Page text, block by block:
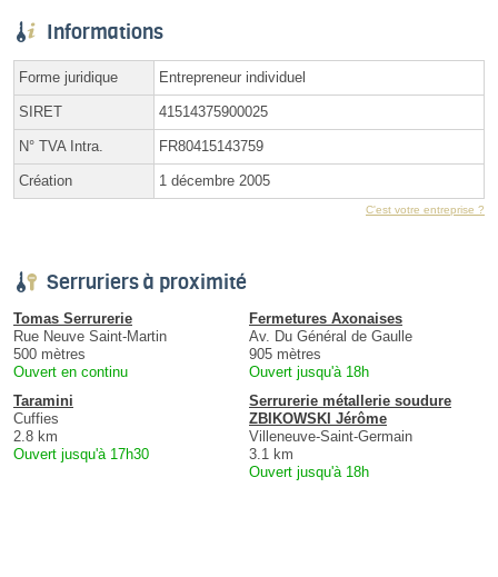
Informations
Forme juridique Entrepreneur individuel
SIRET 41514375900025
N° TVA Intra. FR80415143759
Création 1 décembre 2005
C'est votre entreprise ?
Serruriers à proximité
Tomas Serrurerie
Rue Neuve Saint-Martin
500 mètres
Ouvert en continu
Fermetures Axonaises
Av. Du Général de Gaulle
905 mètres
Ouvert jusqu'à 18h
Taramini
Cuffies
2.8 km
Ouvert jusqu'à 17h30
Serrurerie métallerie soudure
ZBIKOWSKI Jérôme
Villeneuve-Saint-Germain
3.1 km
Ouvert jusqu'à 18h